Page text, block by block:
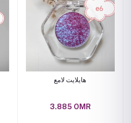
هايلايت لامع
3.885 OMR